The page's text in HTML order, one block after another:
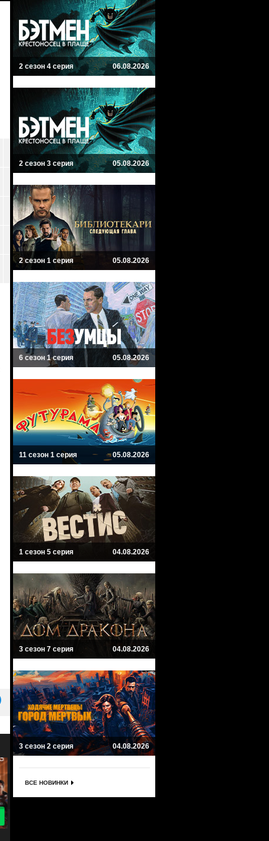
2 сезон 4 серия 06.08.2026
2 сезон 3 серия 05.08.2026
2 сезон 1 серия 05.08.2026
6 сезон 1 серия 05.08.2026
11 сезон 1 серия 05.08.2026
1 сезон 5 серия 04.08.2026
3 сезон 7 серия 04.08.2026
3 сезон 2 серия 04.08.2026
ВСЕ НОВИНКИ